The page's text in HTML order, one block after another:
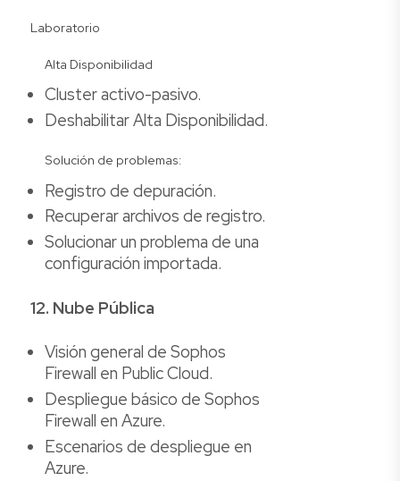
Laboratorio
Alta Disponibilidad
Cluster activo-pasivo.
Deshabilitar Alta Disponibilidad.
Solución de problemas:
Registro de depuración.
Recuperar archivos de registro.
Solucionar un problema de una
configuración importada.
12. Nube Pública
Visión general de Sophos
Firewall en Public Cloud.
Despliegue básico de Sophos
Firewall en Azure.
Escenarios de despliegue en
Azure.